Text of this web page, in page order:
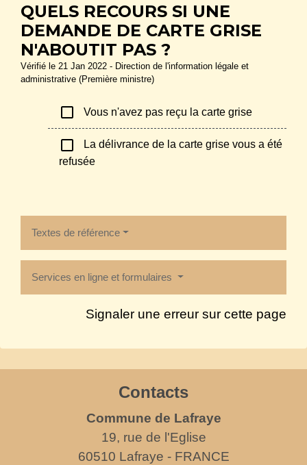
QUELS RECOURS SI UNE
DEMANDE DE CARTE GRISE
N'ABOUTIT PAS ?
Vérifié le 21 Jan 2022 - Direction de l'information légale et
administrative (Première ministre)
check_box_outline_blank Vous n'avez pas reçu la carte grise
check_box_outline_blank
La délivrance de la carte grise vous a été
refusée
Textes de référence
Services en ligne et formulaires
Signaler une erreur sur cette page
Contacts
Commune de Lafraye
19, rue de l'Eglise
60510 Lafraye - FRANCE